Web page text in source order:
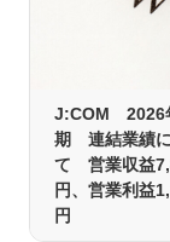
J:COM 2026
期 連結業績
て 営業収益
円、営業利益
円